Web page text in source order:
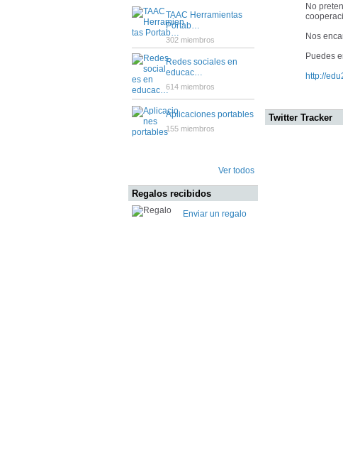
TAAC Herramientas
Portab…
302 miembros
Redes sociales en
educac…
614 miembros
Aplicaciones portables
155 miembros
Ver todos
Regalos recibidos
Enviar un regalo
No
Nos
Puedes
http://
Twitter Tracker